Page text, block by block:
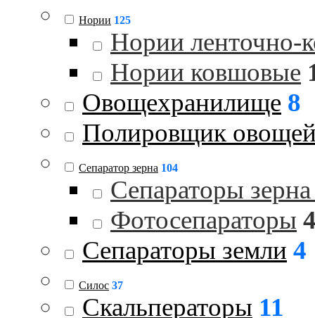
Нории 125
Нории ленточно-
Нории ковшовые
Овощехранилище 8
Полировщик
Сепаратор зерна 104
Сепараторы
Фотосепараторы
Сепараторы земли 4
Силос 37
Скальператоры 11